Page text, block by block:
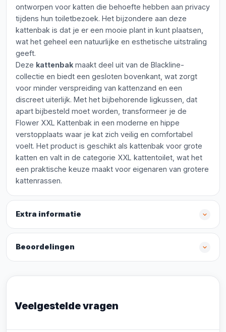
ontworpen voor katten die behoefte hebben aan privacy
tijdens hun toiletbezoek. Het bijzondere aan deze
kattenbak is dat je er een mooie plant in kunt plaatsen,
wat het geheel een natuurlijke en esthetische uitstraling
geeft.
Deze kattenbak maakt deel uit van de Blackline-
collectie en biedt een gesloten bovenkant, wat zorgt
voor minder verspreiding van kattenzand en een
discreet uiterlijk. Met het bijbehorende ligkussen, dat
apart bijbesteld moet worden, transformeer je de
Flower XXL Kattenbak in een moderne en hippe
verstopplaats waar je kat zich veilig en comfortabel
voelt. Het product is geschikt als kattenbak voor grote
katten en valt in de categorie XXL kattentoilet, wat het
een praktische keuze maakt voor eigenaren van grotere
kattenrassen.
Extra informatie
Beoordelingen
Veelgestelde vragen